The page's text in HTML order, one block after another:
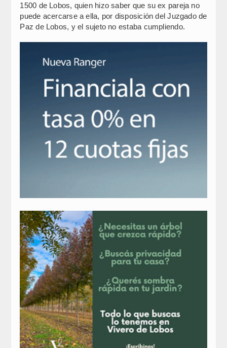
1500 de Lobos, quien hizo saber que su ex pareja no
puede acercarse a ella, por disposición del Juzgado de
Paz de Lobos, y el sujeto no estaba cumpliendo.